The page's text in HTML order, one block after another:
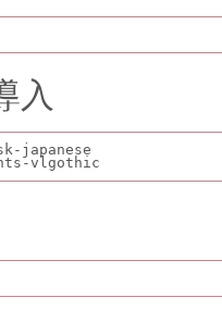
入
japanese
vlgothic